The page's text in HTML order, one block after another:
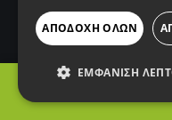
Services
Catalogs
Portfolio
ΑΠΟΔΟΧΉ ΌΛΩΝ
ΕΜΦΆΝΙΣΗ